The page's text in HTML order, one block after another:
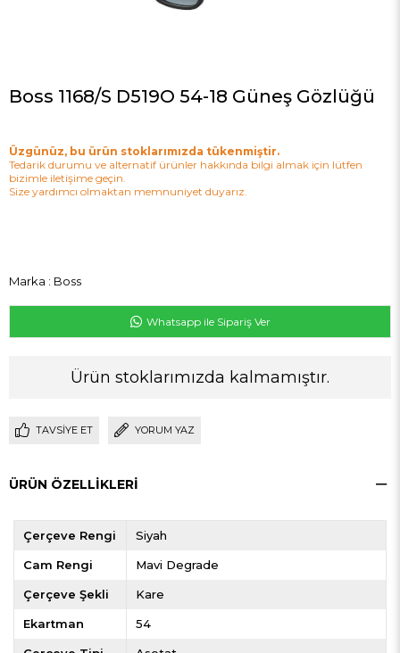
Boss 1168/S D519O 54-18 Güneş Gözlüğü
Üzgünüz, bu ürün stoklarımızda tükenmiştir.
Tedarik durumu ve alternatif ürünler hakkında bilgi almak için lütfen
bizimle iletişime geçin.
Size yardımcı olmaktan memnuniyet duyarız.
Marka : Boss
Whatsapp ile Sipariş Ver
Ürün stoklarımızda kalmamıştır.
TAVSIYE ET YORUM YAZ
ÜRÜN ÖZELLIKLERI
Çerçeve Rengi Siyah
Cam Rengi Mavi Degrade
Çerçeve Şekli Kare
Ekartman 54